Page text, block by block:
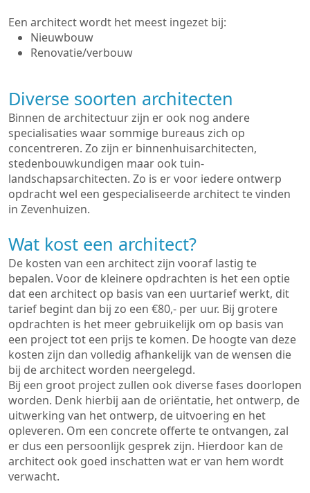
Een architect wordt het meest ingezet bij:
Nieuwbouw
Renovatie/verbouw
Diverse soorten architecten
Binnen de architectuur zijn er ook nog andere
specialisaties waar sommige bureaus zich op
concentreren. Zo zijn er binnenhuisarchitecten,
stedenbouwkundigen maar ook tuin-
landschapsarchitecten. Zo is er voor iedere ontwerp
opdracht wel een gespecialiseerde architect te vinden
in Zevenhuizen.
Wat kost een architect?
De kosten van een architect zijn vooraf lastig te
bepalen. Voor de kleinere opdrachten is het een optie
dat een architect op basis van een uurtarief werkt, dit
tarief begint dan bij zo een €80,- per uur. Bij grotere
opdrachten is het meer gebruikelijk om op basis van
een project tot een prijs te komen. De hoogte van deze
kosten zijn dan volledig afhankelijk van de wensen die
bij de architect worden neergelegd.
Bij een groot project zullen ook diverse fases doorlopen
worden. Denk hierbij aan de oriëntatie, het ontwerp, de
uitwerking van het ontwerp, de uitvoering en het
opleveren. Om een concrete offerte te ontvangen, zal
er dus een persoonlijk gesprek zijn. Hierdoor kan de
architect ook goed inschatten wat er van hem wordt
verwacht.